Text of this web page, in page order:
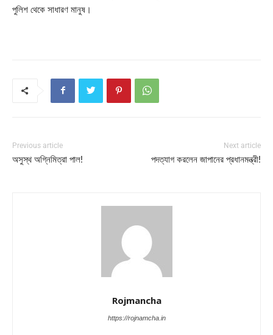
পুলিশ থেকে সাধারণ মানুষ।
Previous article
অসুস্থ অগ্নিমিত্রা পাল!
Next article
পদত্যাগ করলেন জাপানের প্রধানমন্ত্রী!
Rojmancha
https://rojnamcha.in